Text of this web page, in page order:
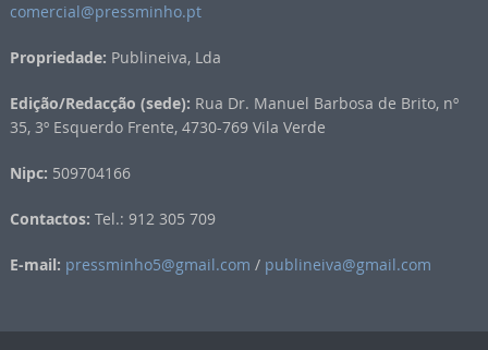
comercial@pressminho.pt
Propriedade: Publineiva, Lda
Edição/Redacção (sede): Rua Dr. Manuel Barbosa de Brito, nº
35, 3º Esquerdo Frente, 4730-769 Vila Verde
Nipc: 509704166
Contactos: Tel.: 912 305 709
E-mail: pressminho5@gmail.com / publineiva@gmail.com